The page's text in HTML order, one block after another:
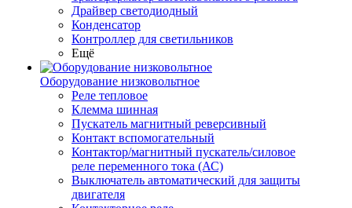
Драйвер светодиодный
Конденсатор
Контроллер для светильников
Ещё
Оборудование низковольтное
Реле тепловое
Клемма шинная
Пускатель магнитный реверсивный
Контакт вспомогательный
Контактор/магнитный пускатель/силовое
реле переменного тока (АС)
Выключатель автоматический для защиты
двигателя